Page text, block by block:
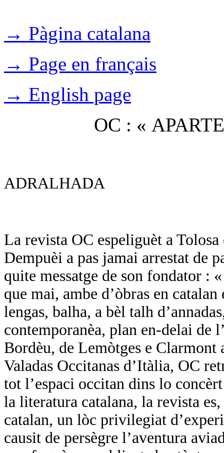
→ Pàgina catalana
→ Page en français
→ English page
OC : «
ADRALHADA
La revista OC espeliguèt a
Dempuèi a pas jamai arrestat de
quite messatge de son fondator :
que mai, ambe d’òbras en
lengas, balha, a bèl talh
contemporanèa, plan en-delai de
Bordèu, de Lemòtges e Clarmont
Valadas Occitanas d’Itàlia, OC
tot l’espaci occitan dins lo
la literatura catalana, la revista
catalan, un lòc privilegiat
causit de persègre l’aventura